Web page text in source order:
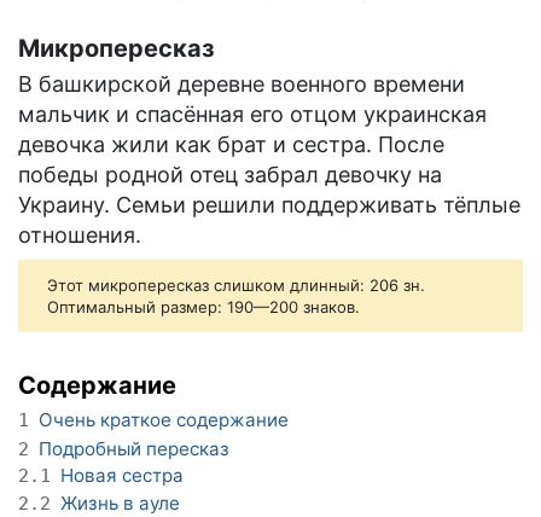
Микропересказ
В башкирской деревне военного времени
мальчик и спасённая его отцом украинская
девочка жили как брат и сестра. После
победы родной отец забрал девочку на
Украину. Семьи решили поддерживать тёплые
отношения.
Этот микропересказ слишком длинный: 206 зн.
Оптимальный размер: 190—200 знаков.
Содержание
1 Очень краткое содержание
2 Подробный пересказ
2.1 Новая сестра
2.2 Жизнь в ауле